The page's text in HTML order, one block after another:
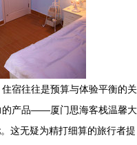
宿往往是预算与体验平衡的关
的产品——厦门思海客栈温馨大
。这无疑为精打细算的旅行者提